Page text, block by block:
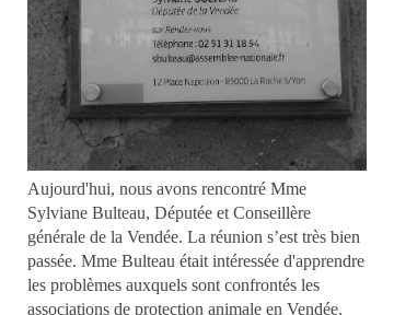
Aujourd'hui, nous avons rencontré Mme
Sylviane Bulteau, Députée et Conseillère
générale de la Vendée. La réunion s’est très bien
passée. Mme Bulteau était intéressée d'apprendre
les problèmes auxquels sont confrontés les
associations de protection animale en Vendée.